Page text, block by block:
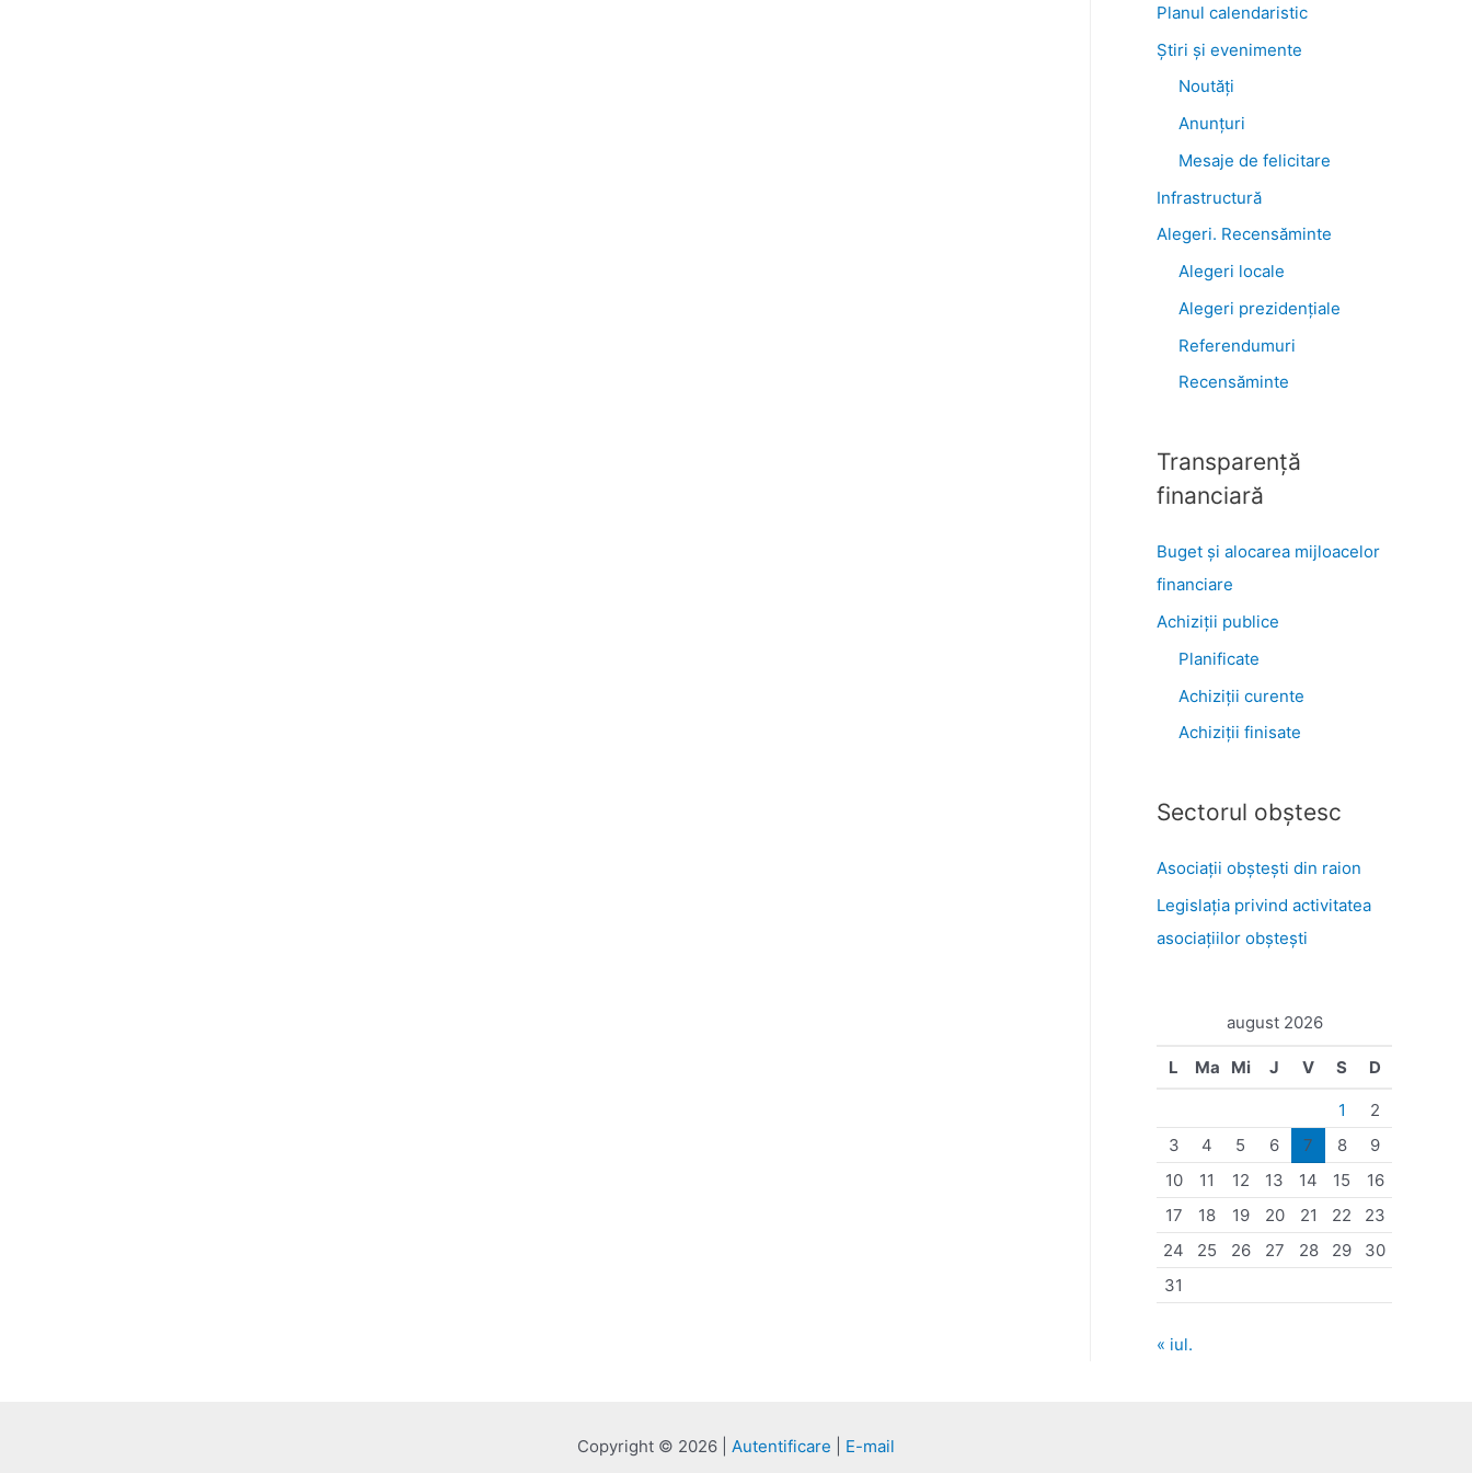
Planul calendaristic
Știri şi evenimente
Noutăţi
Anunţuri
Mesaje de felicitare
Infrastructură
Alegeri. Recensăminte
Alegeri locale
Alegeri prezidențiale
Referendumuri
Recensăminte
Transparenţă
financiară
Buget și alocarea mijloacelor
financiare
Achiziţii publice
Planificate
Achiziții curente
Achiziții finisate
Sectorul obştesc
Asociaţii obşteşti din raion
Legislaţia privind activitatea
asociaţiilor obşteşti
august 2026
L Ma Mi J V S D
1
2
3
4 5 6 7 8
9
10
11 12 13 14 15
16
17
18 19 20 21 22
23
24
25 26 27 28 29
30
31
« iul.
Copyright © 2026 | Autentificare E-mail